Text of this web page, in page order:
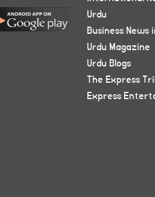
Urdu
Business News
Urdu Magazine
Urdu Blogs
The Express
Express